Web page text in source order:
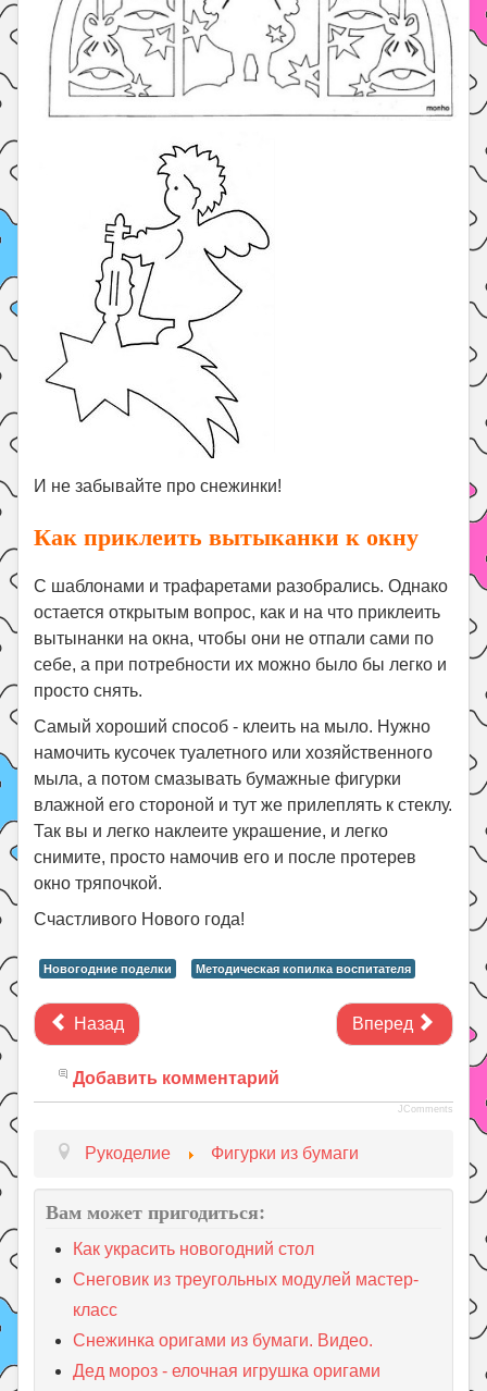
И не забывайте про снежинки!
Как приклеить вытыканки к окну
С шаблонами и трафаретами разобрались. Однако
остается открытым вопрос, как и на что приклеить
вытынанки на окна, чтобы они не отпали сами по
себе, а при потребности их можно было бы легко и
просто снять.
Самый хороший способ - клеить на мыло. Нужно
намочить кусочек туалетного или хозяйственного
мыла, а потом смазывать бумажные фигурки
влажной его стороной и тут же прилеплять к стеклу.
Так вы и легко наклеите украшение, и легко
снимите, просто намочив его и после протерев
окно тряпочкой.
Счастливого Нового года!
Новогодние поделки Методическая копилка воспитателя
Назад Вперед
Добавить комментарий
JComments
Рукоделие Фигурки из бумаги
Вам может пригодиться:
Как украсить новогодний стол
Снеговик из треугольных модулей мастер-
класс
Снежинка оригами из бумаги. Видео.
Дед мороз - елочная игрушка оригами